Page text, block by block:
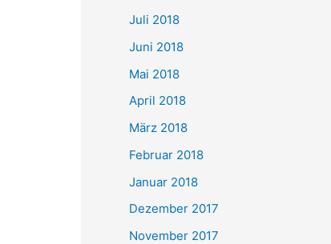
Juli 2018
Juni 2018
Mai 2018
April 2018
März 2018
Februar 2018
Januar 2018
Dezember 2017
November 2017